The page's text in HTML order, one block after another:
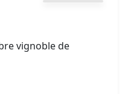
vignoble de